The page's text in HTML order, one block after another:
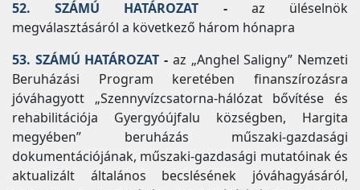
52. SZÁMÚ HATÁROZAT - az üléselnök
megválasztásáról a következő három hónapra
53. SZÁMÚ HATÁROZAT - az „Anghel Saligny” Nemzeti
Beruházási Program keretében finanszírozásra
jóváhagyott „Szennyvízcsatorna-hálózat bővítése és
rehabilitációja Gyergyóújfalu községben, Hargita
megyében” beruházás műszaki-gazdasági
dokumentációjának, műszaki-gazdasági mutatóinak és
aktualizált általános becslésének jóváhagyásáról,